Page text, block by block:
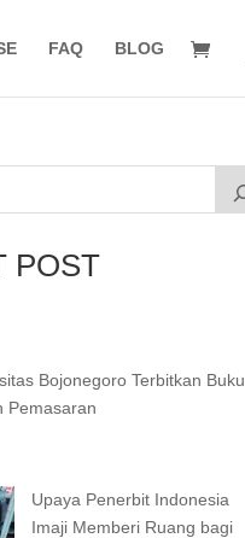
FAQ BLOG
POST
Bojonegoro Terbitkan Buku
Pemasaran
Upaya Penerbit Indonesia
Imaji Memberi Ruang bagi